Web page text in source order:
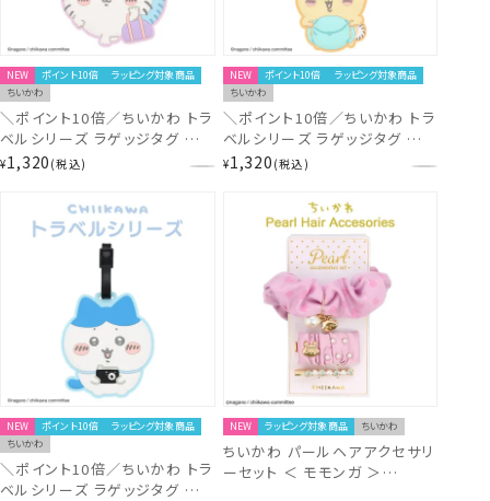
NEW ポイント10倍
ラッピング対象商品
ちいかわ
＼ポイント10倍／ちいかわ トラ
ベルシリーズ ラゲッジタグ ＜
モモンガ ＞ CW38385
¥1,320 税込
NEW ポイント10倍
ラッピング対象商品
ちいかわ
＼ポイント10倍／ちいかわ トラ
ベルシリーズ ラゲッジタグ ＜
うさぎ ＞ CW38384 chiikawa
¥1,320 税込
NEW ポイント10倍
ラッピング対象商品
ちいかわ
＼ポイント10倍／ちいかわ トラ
ベルシリーズ ラゲッジタグ ＜
NEW ラッピング対象商品 ちいかわ
ちいかわ パールヘアアクセサリ
ーセット ＜ モモンガ ＞